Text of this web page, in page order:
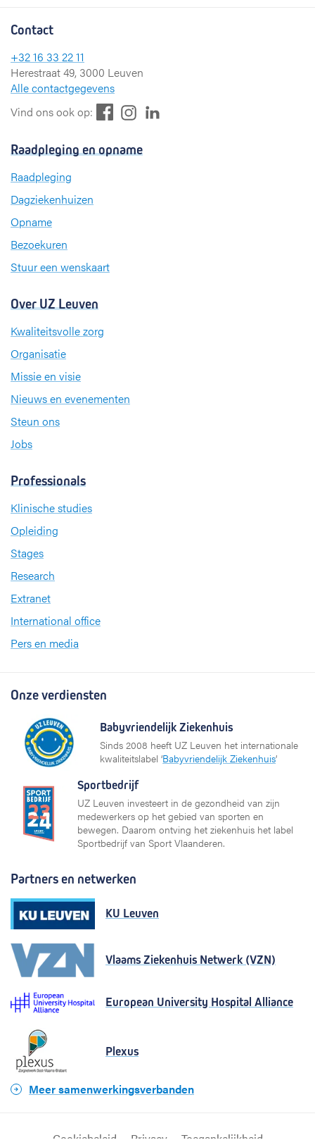
Contact
+32 16 33 22 11
Herestraat 49, 3000 Leuven
Alle contactgegevens
Vind ons ook op:
e
t
Raadpleging en opname
Raadpleging
Dagziekenhuizen
Opname
Bezoekuren
Stuur een wenskaart
Over UZ Leuven
Kwaliteitsvolle zorg
Organisatie
Missie en visie
Nieuws en evenementen
Steun ons
Jobs
Professionals
Klinische studies
Opleiding
Stages
Research
Extranet
International office
Pers en media
Onze verdiensten
Babyvriendelijk Ziekenhuis
Sinds 2008 heeft UZ Leuven het internationale
kwaliteitslabel ‘Babyvriendelijk Ziekenhuis’
Sportbedrijf
UZ Leuven investeert in de gezondheid van zijn
medewerkers op het gebied van sporten en
bewegen. Daarom ontving het ziekenhuis het label
Sportbedrijf van Sport Vlaanderen.
Partners en netwerken
KU Leuven
Vlaams Ziekenhuis Netwerk (VZN)
European University Hospital Alliance
Plexus
Meer samenwerkingsverbanden